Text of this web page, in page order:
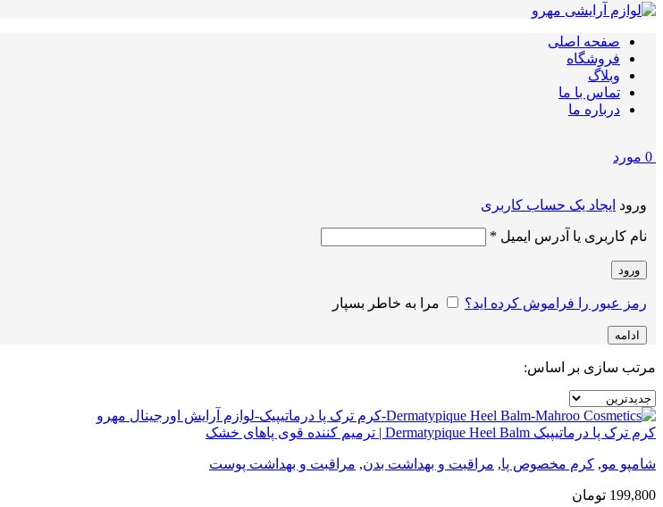
صفحه اصلی
فروشگاه
وبلاگ
تماس با ما
درباره ما
0 مورد
ورود ایجاد یک حساب کاربری
نام کاربری یا آدرس ایمیل *
ورود
رمز عبور را فراموش کرده اید؟ مرا به خاطر بسپار
ادامه
مرتب سازی بر اساس:
کرم ترک پا درماتیپیک Dermatypique Heel Balm | ترمیم کننده قوی پاهای خشک
شامپو مو, کرم مخصوص پا, مراقبت و بهداشت بدن, مراقبت و بهداشت پوست
199,800 تومان